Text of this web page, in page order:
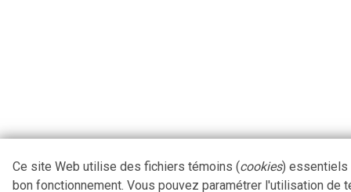
Ce site Web utilise des fichiers témoins (cookies) essentiels
bon fonctionnement. Vous pouvez paramétrer l'utilisation de